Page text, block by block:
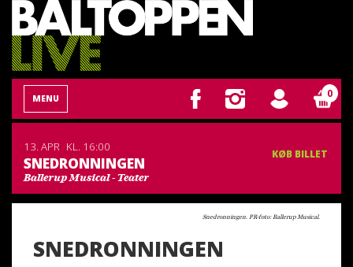
MENU 0
13. APR KL. 16:00
SNEDRONNINGEN
Ballerup Musical - Teater
KØB BILLET
Snedronningen. PR-foto: Ballerup Musical.
SNEDRONNINGEN